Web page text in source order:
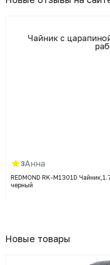
Чайник с
3Анна
REDMOND RK-M1301D
черный
Новые товары